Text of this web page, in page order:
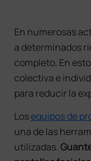
En numerosas
a determinados
completo. En
colectiva e
para reducir la
Losequipos de
una de las
utilizadas.